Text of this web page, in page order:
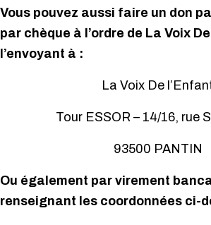
Vous pouvez aussi faire un don
par chèque à l’ordre de La Voix
l’envoyant à :
La Voix De
Tour ESSOR – 14/16, rue
93500 PANTIN
Ou également par virement
renseignant les coordonnées ci-